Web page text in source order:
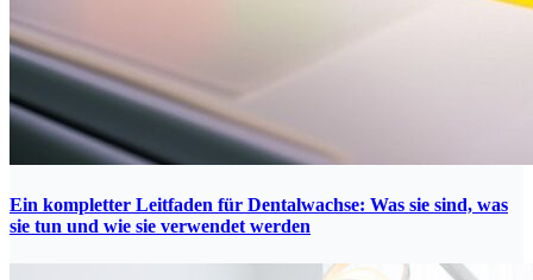
Ein kompletter Leitfaden für Dentalwachse: Was sie sind, was
sie tun und wie sie verwendet werden